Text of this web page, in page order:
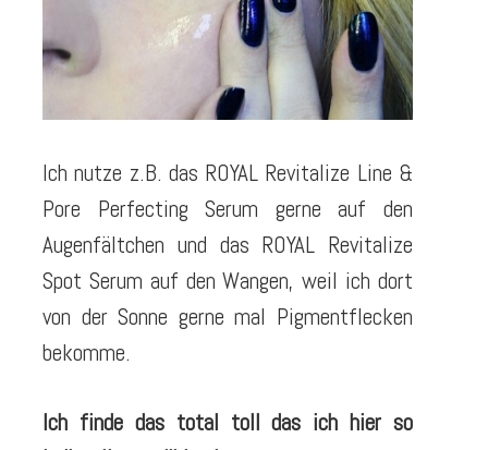
Ich nutze z.B. das ROYAL Revitalize Line &
Pore Perfecting Serum gerne auf den
Augenfältchen und das ROYAL Revitalize
Spot Serum auf den Wangen, weil ich dort
von der Sonne gerne mal Pigmentflecken
bekomme.
Ich finde das total toll das ich hier so